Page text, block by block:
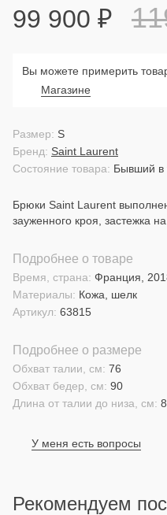
99 900 ₽
Вы можете примерить
Магазине
Состояние товара: Бывший в
Бренд: Saint Laurent
Размер: S
Брюки Saint Laurent
зауженного кроя, застежка
Подробнее о товаре
Материалы: Кожа, шелк
Время, страна: Франция,
Артикул: 63815
Подробнее о размере
Длина от талии до низа, см:
Обхват бедер, см: 90
Обхват талии, см: 76
У меня есть вопросы
Рекомендуем